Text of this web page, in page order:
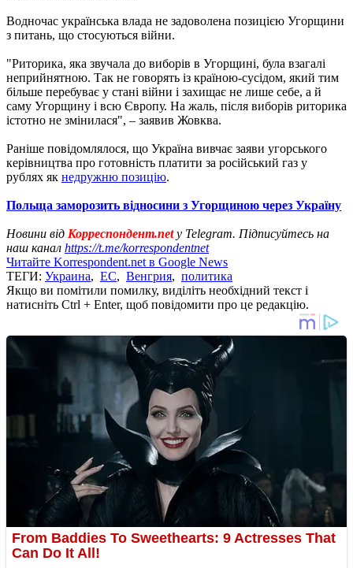
Водночас українська влада не задоволена позицією Угорщини
з питань, що стосуються війни.
"Риторика, яка звучала до виборів в Угорщині, була взагалі
неприйнятною. Так не говорять із країною-сусідом, який тим
більше перебуває у стані війни і захищає не лише себе, а й
саму Угорщину і всю Європу. На жаль, після виборів риторика
істотно не змінилася", – заявив Жовква.
Раніше повідомлялося, що Україна вивчає заяви угорського
керівництва про готовність платити за російський газ у
рублях як недружню позицію.
Польща заморозить відносини з Угорщиною через Україну
Новини від Корреспондент.netу Telegram. Підписуйтесь на
наш канал https://t.me/korrespondentnet
Читайте Korrespondent.net в Google News
ТЕГИ: Украина, ЕС, Венгрия, политика
Якщо ви помітили помилку, виділіть необхідний текст і
натисніть Ctrl + Enter, щоб повідомити про це редакцію.